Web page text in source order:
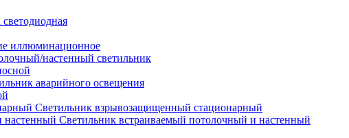
иллюминационное
настенный светильник
аварийного освещения
Светильник взрывозащищенный стационарный
Светильник встраиваемый потолочный и настенный